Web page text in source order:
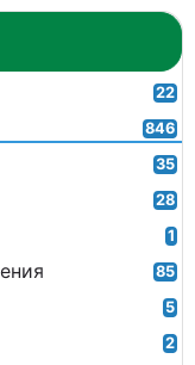
22
846
35
28
1
85
5
2